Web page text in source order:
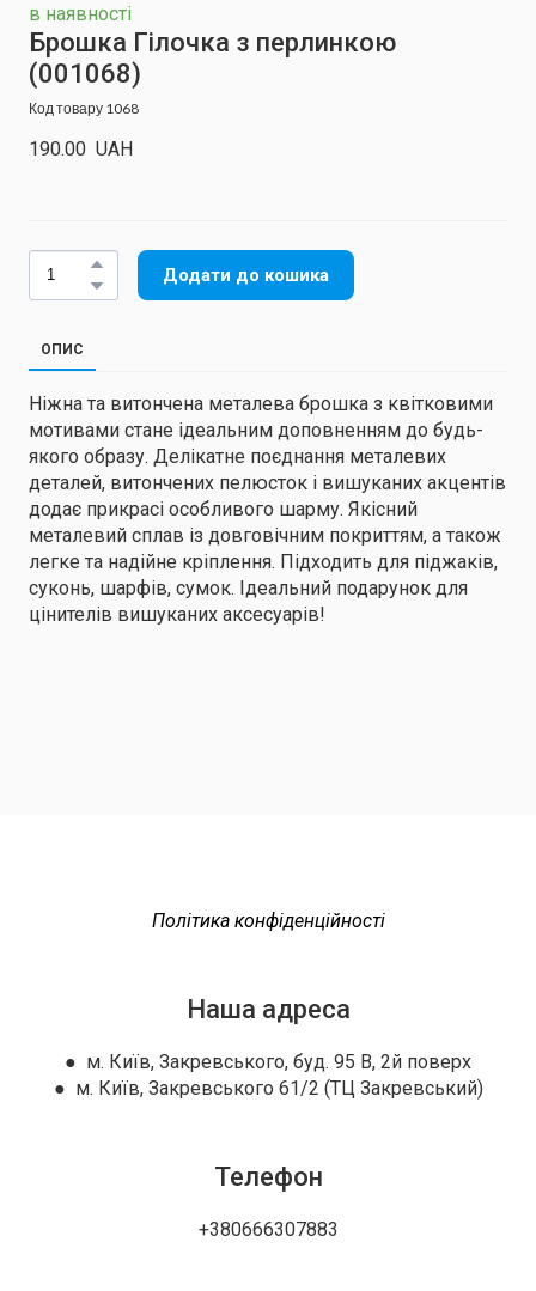
в наявності
Брошка Гілочка з перлинкою
(001068)
Код товару 1068
190.00  UAH
Додати до кошика
ОПИС
Ніжна та витончена металева брошка з квітковими
мотивами стане ідеальним доповненням до будь-
якого образу. Делікатне поєднання металевих
деталей, витончених пелюсток і вишуканих акцентів
додає прикрасі особливого шарму. Якісний
металевий сплав із довговічним покриттям, а також
легке та надійне кріплення. Підходить для піджаків,
суконь, шарфів, сумок. Ідеальний подарунок для
цінителів вишуканих аксесуарів!
Політика конфіденційності
Наша адреса
● м. Київ, Закревського, буд. 95 В, 2й поверх
● м. Київ, Закревського 61/2 (ТЦ Закревський)
Телефон
+380666307883